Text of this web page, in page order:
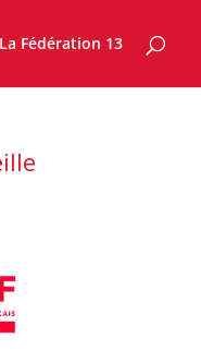
La Fédération 13